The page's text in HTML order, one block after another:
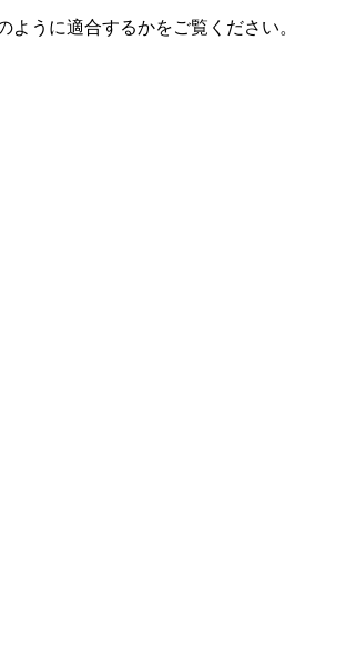
うに適合するかをご覧ください。